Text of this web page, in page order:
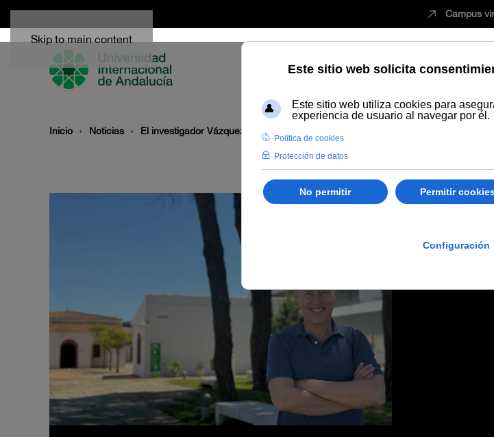
Skip to main content
Campus
Inicio Noticias El investigador Vázquez Suñé destaca la necesidad de “aprender” de esta